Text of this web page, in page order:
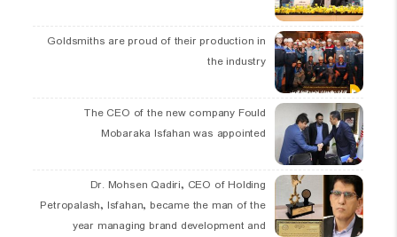
Goldsmiths are proud of their production in
the industry
The CEO of the new company Fould
Mobaraka Isfahan was appointed
Dr. Mohsen Qadiri, CEO of Holding
Petropalash, Isfahan, became the man of the
year managing brand development and